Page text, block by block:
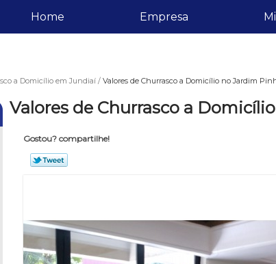
Home Empresa
a Domicílio em Jundiaí Valores de Churrasco a Domicílio no Jardim
Valores de Churrasco a
Gostou? compartilhe!